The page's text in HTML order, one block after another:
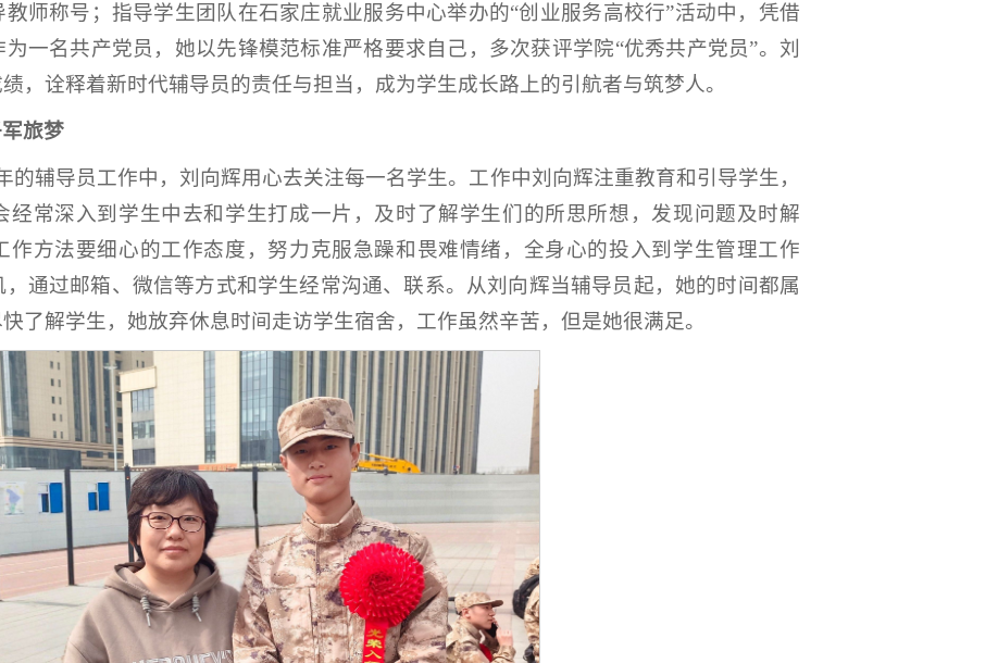
师称号；指导学生团队在石家庄就业服务中心举办的“创业服务高校行”活动中，凭借
一名共产党员，她以先锋模范标准严格要求自己，多次获评学院“优秀共产党员”。刘
，诠释着新时代辅导员的责任与担当，成为学生成长路上的引航者与筑梦人。
旅梦
的辅导员工作中，刘向辉用心去关注每一名学生。工作中刘向辉注重教育和引导学生，
经常深入到学生中去和学生打成一片，及时了解学生们的所思所想，发现问题及时解
作方法要细心的工作态度，努力克服急躁和畏难情绪，全身心的投入到学生管理工作
通过邮箱、微信等方式和学生经常沟通、联系。从刘向辉当辅导员起，她的时间都属
了解学生，她放弃休息时间走访学生宿舍，工作虽然辛苦，但是她很满足。